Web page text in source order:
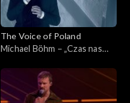
The Voice of Poland
Michael Böhm – „Czas nas
Poland”, Live 3, 22 listopada
2025